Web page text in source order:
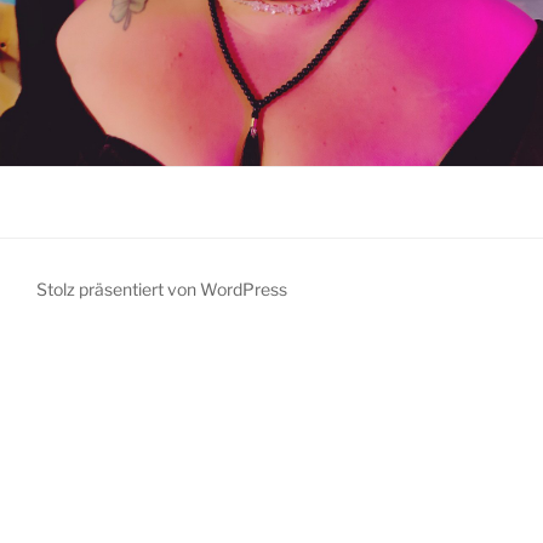
Stolz präsentiert von WordPress